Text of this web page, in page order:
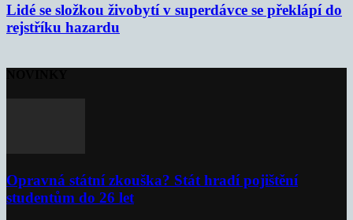
Lidé se složkou živobytí v superdávce se překlápí do
rejstříku hazardu
Opravná státní zkouška? Stát hradí pojištění
studentům do 26 let